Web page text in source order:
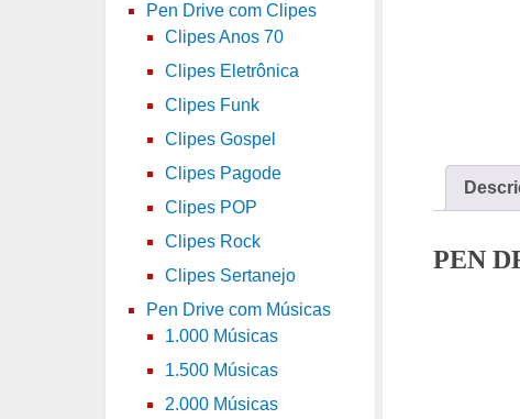
PEN
Pen Drive com Clipes
Clipes Anos 70
Clipes Eletrônica
Clipes Funk
Clipes Gospel
Clipes Pagode
Clipes POP
Clipes Rock
Clipes Sertanejo
Pen Drive com Músicas
1.000 Músicas
1.500 Músicas
2.000 Músicas